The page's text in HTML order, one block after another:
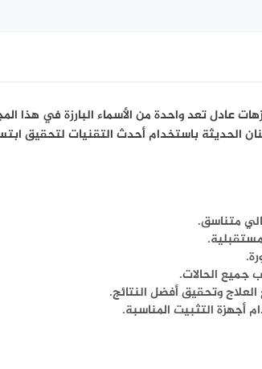
عادل تعد واحدة من الأسماء البارزة في
الحديثة باستخدام أحدث التقنيات لتحقيق
متناسق.
جميع الحالات.
وتحقيق أفضل النتائج.
أجهزة التثبيت المناسبة.